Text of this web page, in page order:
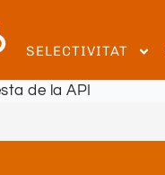
SELECTIVITAT
de la API